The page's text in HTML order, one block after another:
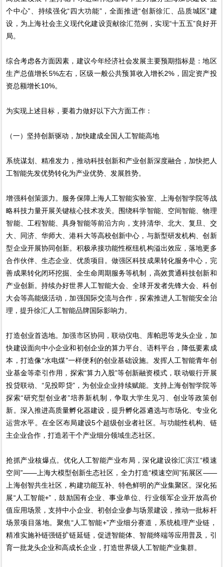
个中心”、持续强化“四大功能”，全面推进“创新徐汇、品质城区”建
设，为上海社会主义现代化建设贡献徐汇范例，实现“十五五”良好开
局。
综合考虑各方面因素，建议今年经济社会发展主要预期指标是：地区
生产总值增长5%左右，区级一般公共预算收入增长2%，固定资产投
资总额增长10%。
为实现上述目标，要着力做好以下六方面工作：
（一）坚持创新驱动，加快建成全国人工智能高地
系统谋划、精准发力，推动科技创新和产业创新深度融合，加快把人
工智能先发优势转化为产业优势、发展胜势。
增强科创策源力。服务保障上海人工智能实验室、上海创智学院等战
略科技力量开展关键核心技术攻关。围绕科学智能、空间智能、物理
智能、工程智能、具身智能等前沿方向，支持清华、北大、复旦、交
大、同济、华师大、港科大等高校创新中心，与新型研发机构、创新
型企业开展协同创新。积极承接功能性枢纽机构溢出效应，落地更多
合作伙伴、生态企业、优质项目。做强区科技成果转化服务中心，完
善成果转化闭环挖掘、全生命周期服务等机制，高效贯通科技创新和
产业创新。持续办好世界人工智能大会、全球开发者先锋大会、科创
大会等高能级活动，加强国际交流与合作，探索推进人工智能安全治
理，提升徐汇人工智能品牌国际影响力。
打造创业首选地。加强市区协同，联动仪电、库帕思等龙头企业，加
快建设面向中小企业和初创企业的算力平台、语料平台，降低要素成
本，打造像“水电煤”一样便利的创业基础设施。发挥人工智能青年创
业基金等牵引作用，探索“算力入股”等创新融资模式，联动银行开展
投贷联动、“见投即贷”，为创业企业持续赋能。支持上海创智学院等
探索“研究型创业者”培养新机制，争取大学生见习、创业等政策创
新。深入推进高质量孵化器建设，提升孵化器遴选与市场化、专业化
运营水平。在全区布局建设5个超级创业者社区。与功能性机构、链
主企业合作，打造若干个产业细分领域生态社区。
抢抓产业核爆点。优化人工智能产业布局，深化建设徐汇滨江“模速
空间”——上海大模型创新生态社区，全力打造“模速空间”拓展区——
上海创智共生社区，构建功能互补、特色鲜明的产业集聚区。深化拓
展“人工智能+”，鼓励国有企业、事业单位、行业领军企业开放高价
值应用场景，支持中小企业、初创企业参与场景建设，推动一批标杆
场景项目落地。聚焦“人工智能+”产业细分赛道，系统梳理产业链，
精准实施补链强链扩链延链，促进智能体、智能终端等应用普及，引
育一批龙头企业和高成长企业，打造世界级人工智能产业集群。